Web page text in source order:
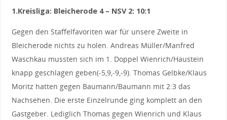
1.Kreisliga: Bleicherode 4 – NSV 2: 10:1
Gegen den Staffelfavoriten war für unsere Zweite in
Bleicherode nichts zu holen. Andreas Müller/Manfred
Waschkau mussten sich im 1. Doppel Wienrich/Haustein
knapp geschlagen geben(-5,9,-9,-9). Thomas Gelbke/Klaus
Moritz hatten gegen Baumann/Baumann mit 2:3 das
Nachsehen. Die erste Einzelrunde ging komplett an den
Gastgeber. Lediglich Thomas gegen Wienrich und Klaus